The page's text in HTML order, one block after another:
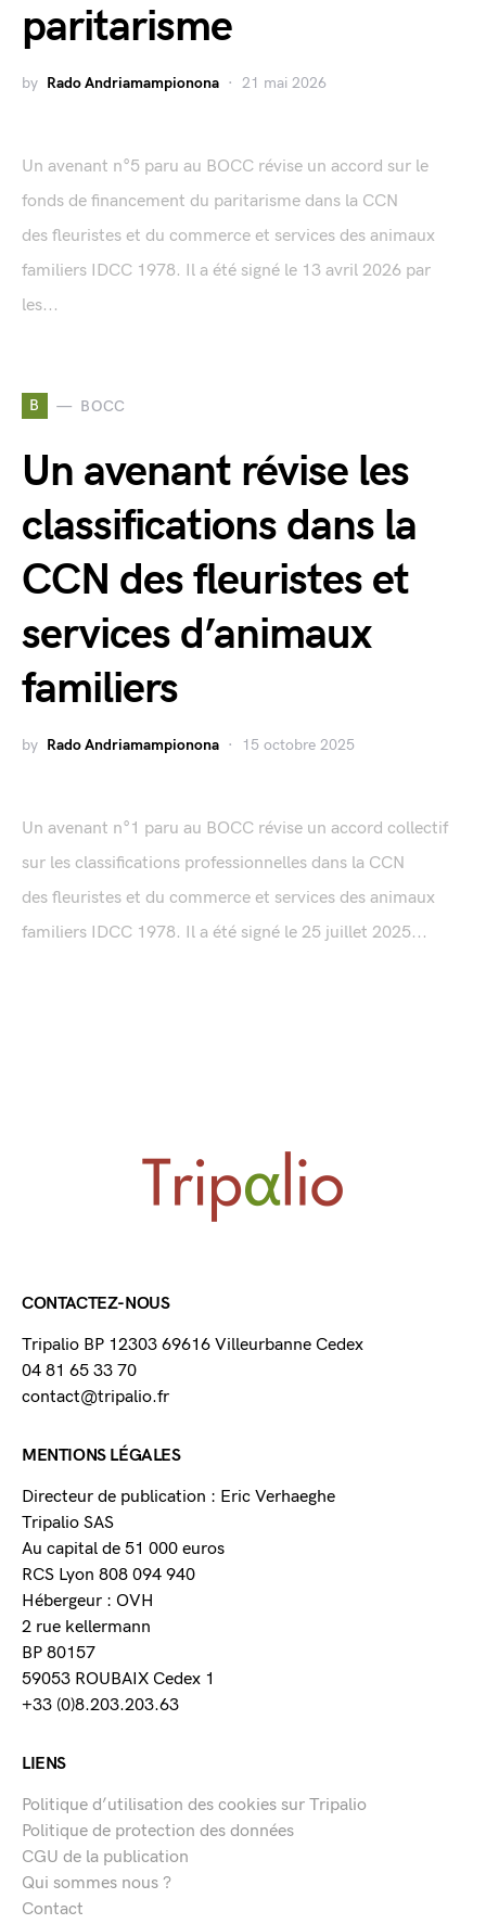
paritarisme
by Rado Andriamampionona 21 mai 2026
Un avenant n°5 paru au BOCC révise un accord sur le
fonds de financement du paritarisme dans la CCN
des fleuristes et du commerce et services des animaux
familiers IDCC 1978. Il a été signé le 13 avril 2026 par
les...
B BOCC
Un avenant révise les
classifications dans la
CCN des fleuristes et
services d’animaux
familiers
by Rado Andriamampionona 15 octobre 2025
Un avenant n°1 paru au BOCC révise un accord collectif
sur les classifications professionnelles dans la CCN
des fleuristes et du commerce et services des animaux
familiers IDCC 1978. Il a été signé le 25 juillet 2025...
CONTACTEZ-NOUS
Tripalio BP 12303 69616 Villeurbanne Cedex
04 81 65 33 70
contact@tripalio.fr
MENTIONS LÉGALES
Directeur de publication : Eric Verhaeghe
Tripalio SAS
Au capital de 51 000 euros
RCS Lyon 808 094 940
Hébergeur : OVH
2 rue kellermann
BP 80157
59053 ROUBAIX Cedex 1
+33 (0)8.203.203.63
LIENS
Politique d’utilisation des cookies sur Tripalio
Politique de protection des données
CGU de la publication
Qui sommes nous ?
Contact